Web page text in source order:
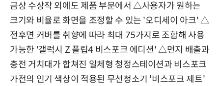
금상 수상작 외에도 제품 부문에서 △사용자가 원하는
크기와 비율로 화면을 조정할 수 있는 '오디세이 아크' △
전후면 커버를 취향에 따라 최대 75가지로 조합해 사용
가능한 '갤럭시 Z 플립4 비스포크 에디션' △먼지 배출과
충전 거치대가 합쳐진 일체형 청정스테이션과 비스포크
가전의 인기 색상이 적용된 무선청소기 '비스포크 제트'